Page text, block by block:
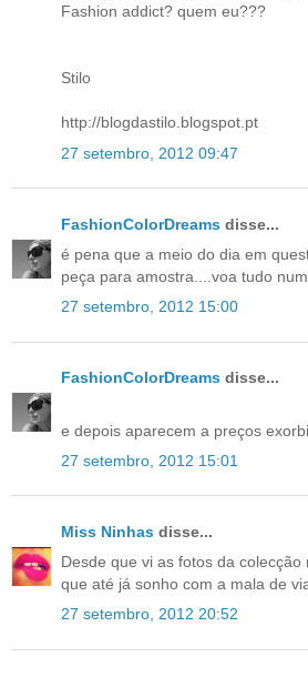
Fashion addict? quem eu???
Stilo
http://blogdastilo.blogspot.pt
27 setembro, 2012 09:47
FashionColorDreams disse...
é pena que a meio do dia em
peça para amostra....voa tudo
27 setembro, 2012 15:00
FashionColorDreams disse...
e depois aparecem a preços
27 setembro, 2012 15:01
Miss Ninhas disse...
Desde que vi as fotos da colecção
que até já sonho com a mala de
27 setembro, 2012 20:52